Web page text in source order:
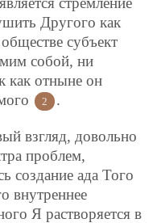
Другого как
субъект
собой, ни
как отныне он
2 .
взгляд, довольно
проблем,
создание ада Того
внутреннее
Я растворяется в